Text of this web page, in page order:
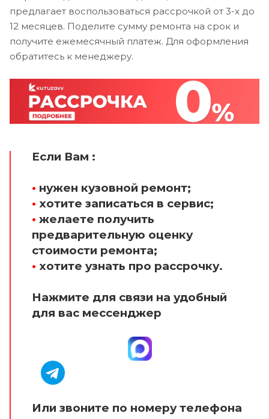
предлагает воспользоваться рассрочкой от 3-х до
12 месяцев. Поделите сумму ремонта на срок и
получите ежемесячный платеж. Для оформления
обратитесь к менеджеру.
Если Вам :
• нужен кузовной ремонт;
• хотите записаться в сервис;
• желаете получить
предварительную оценку
стоимости ремонта;
• хотите узнать про рассрочку.
Нажмите для связи на удобный
для вас мессенджер
Или звоните по номеру телефона